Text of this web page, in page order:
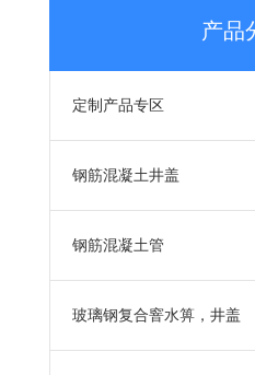
产品
定制产品专区
钢筋混凝土井盖
钢筋混凝土管
玻璃钢复合窨水箅，井盖